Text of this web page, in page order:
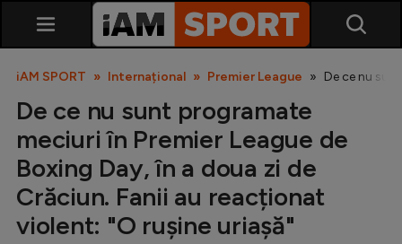
SuperLiga
iAM SPORT Internațional Premier League De ce nu
De ce nu sunt programate
meciuri în Premier League de
Boxing Day, în a doua zi de
Crăciun. Fanii au reacționat
violent: "O rușine uriașă"